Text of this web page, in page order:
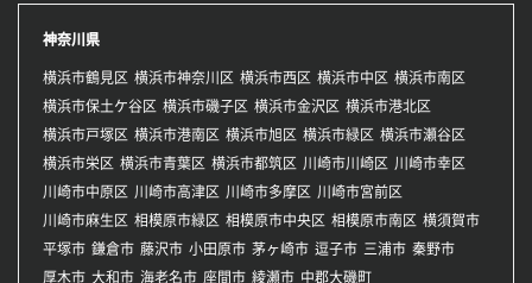
神奈川県
横浜市鶴見区 横浜市神奈川区 横浜市西区 横浜市中区 横浜市南区
横浜市保土ケ谷区 横浜市磯子区 横浜市金沢区 横浜市港北区
横浜市戸塚区 横浜市港南区 横浜市旭区 横浜市緑区 横浜市瀬谷区
横浜市栄区 横浜市青葉区 横浜市都筑区 川崎市川崎区 川崎市幸区
川崎市中原区 川崎市高津区 川崎市多摩区 川崎市宮前区
川崎市麻生区 相模原市緑区 相模原市中央区 相模原市南区 横須賀市
平塚市 鎌倉市 藤沢市 小田原市 茅ヶ崎市 逗子市 三浦市 秦野市
厚木市 大和市 海老名市 座間市 綾瀬市 中郡大磯町